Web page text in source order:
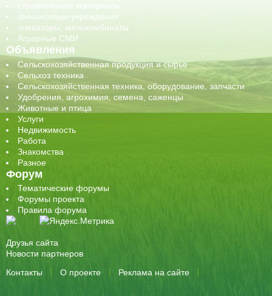
строительные материалы
финансовые учреждения
элеваторы, мелькомбинаты
Аграрные СМИ
Объявления
Сельскохозяйственная продукция и сырье
Сельхоз техника
Сельскохозяйственная техника, оборудование, запчасти
Удобрения, агрохимия, семена, саженцы
Животные и птица
Услуги
Недвижимость
Работа
Знакомства
Разное
Форум
Тематические форумы
Форумы проекта
Правила форума
Друзья сайта
Новости партнеров
Контакты
О проекте Реклама на сайте